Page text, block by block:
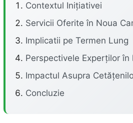
Contextul Inițiativei
Servicii Oferite în Noua
Implicatii pe Termen Lung
Perspectivele Experților în
Impactul Asupra
Concluzie